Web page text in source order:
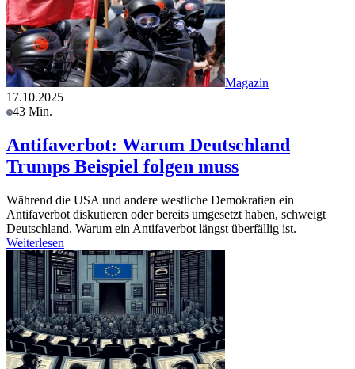
Magazin
17.10.2025
43 Min.
Antifaverbot: Warum Deutschland
Trumps Beispiel folgen muss
Während die USA und andere westliche Demokratien ein
Antifaverbot diskutieren oder bereits umgesetzt haben, schweigt
Deutschland. Warum ein Antifaverbot längst überfällig ist.
Weiterlesen